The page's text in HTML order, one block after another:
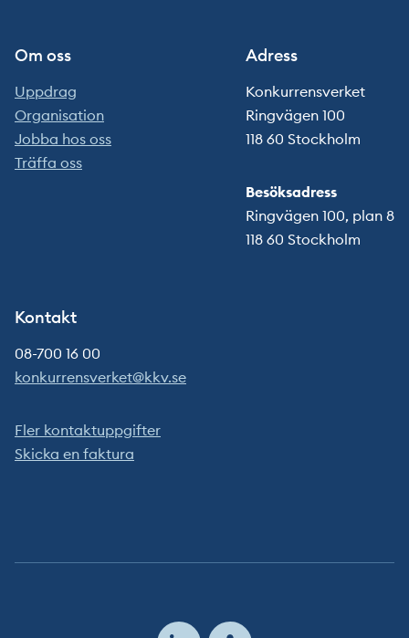
Om oss
Uppdrag
Organisation
Jobba hos oss
Träffa oss
Adress
Konkurrensverket
Ringvägen 100
118 60 Stockholm
Besöksadress
Ringvägen 100, plan 8
118 60 Stockholm
Kontakt
08-700 16 00
konkurrensverket@kkv.se
Fler kontaktuppgifter
Skicka en faktura